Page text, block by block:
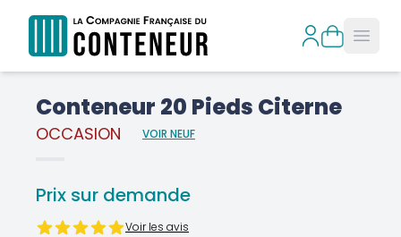
Conteneur 20 Pieds Citerne
OCCASION VOIR NEUF
Prix sur demande
Voir les avis